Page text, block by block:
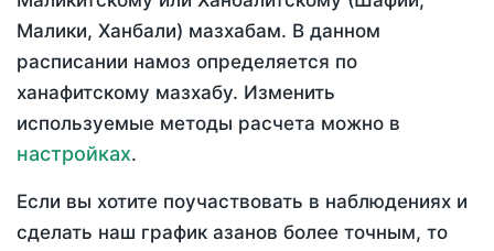
Малики, Ханбали) мазхабам. В данном
расписании намоз определяется по
ханафитскому мазхабу. Изменить
используемые методы расчета можно в
настройках.
Если вы хотите поучаствовать в наблюдениях и
сделать наш график азанов более точным, то